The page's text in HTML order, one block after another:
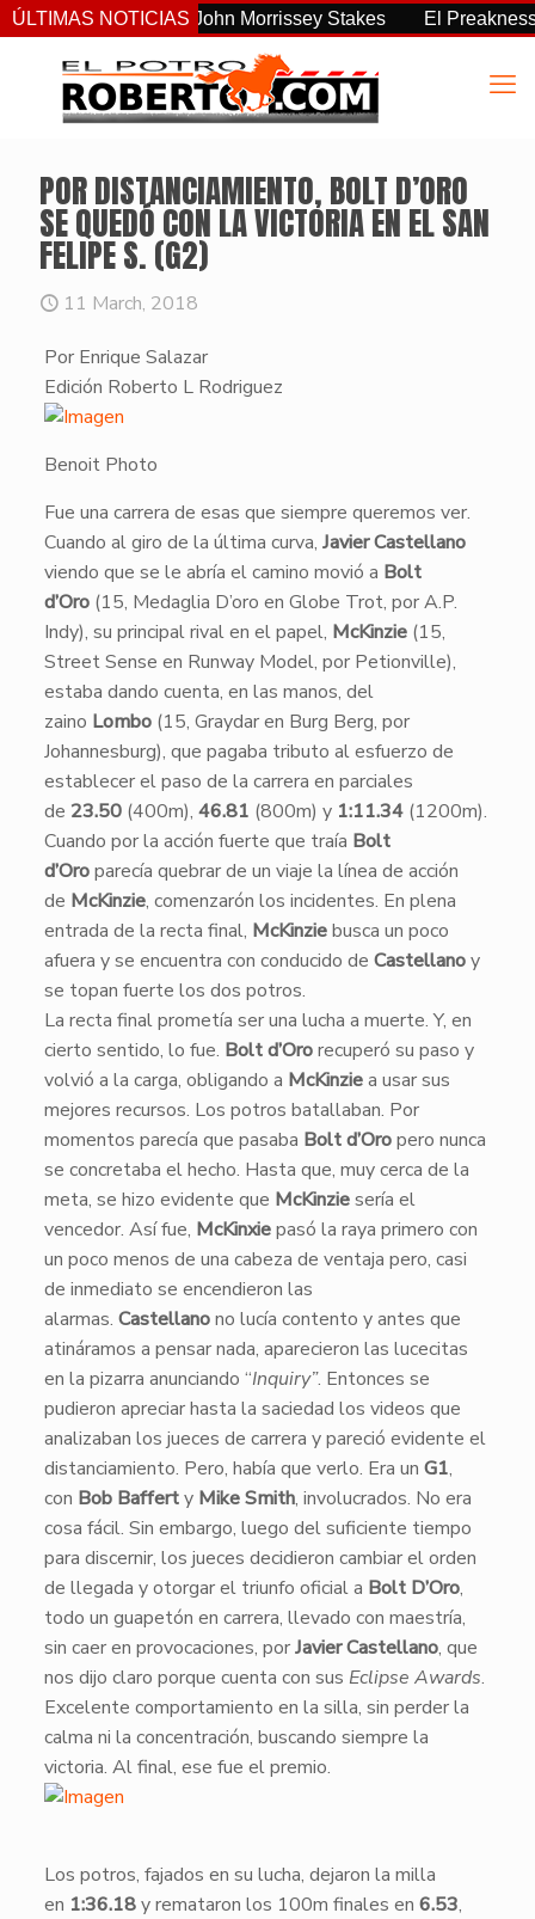
ÚLTIMAS NOTICIAS
consistente del John Morrissey Stakes El Preakness
POR DISTANCIAMIENTO, BOLT D’ORO
SE QUEDÓ CON LA VICTORIA EN EL SAN
FELIPE S. (G2)
11 March, 2018
Por Enrique Salazar
​Edición Roberto L Rodriguez
Benoit Photo
Fue una carrera de esas que siempre queremos ver.
Cuando al giro de la última curva, Javier Castellano
viendo que se le abría el camino movió a Bolt
d’Oro(15, Medaglia D’oro en Globe Trot, por A.P.
Indy), su principal rival en el papel, McKinzie(15,
Street Sense en Runway Model, por Petionville),
estaba dando cuenta, en las manos, del
zaino Lombo(15, Graydar en Burg Berg, por
Johannesburg), que pagaba tributo al esfuerzo de
establecer el paso de la carrera en parciales
de 23.50(400m), 46.81 (800m) y 1:11.34(1200m).
Cuando por la acción fuerte que traía Bolt
d’Oroparecía quebrar de un viaje la línea de acción
de McKinzie, comenzarón los incidentes. En plena
entrada de la recta final, McKinziebusca un poco
afuera y se encuentra con conducido de Castellanoy
se topan fuerte los dos potros.
​La recta final prometía ser una lucha a muerte. Y, en
cierto sentido, lo fue. Bolt d’Ororecuperó su paso y
volvió a la carga, obligando a McKinziea usar sus
mejores recursos. Los potros batallaban. Por
momentos parecía que pasaba Bolt d’Oropero nunca
se concretaba el hecho. Hasta que, muy cerca de la
meta, se hizo evidente que McKinziesería el
vencedor. Así fue, McKinxiepasó la raya primero con
un poco menos de una cabeza de ventaja pero, casi
de inmediato se encendieron las
alarmas. Castellanono lucía contento y antes que
atináramos a pensar nada, aparecieron las lucecitas
en la pizarra anunciando “Inquiry”. Entonces se
pudieron apreciar hasta la saciedad los videos que
analizaban los jueces de carrera y pareció evidente el
distanciamiento. Pero, había que verlo. Era un G1,
con Bob Bafferty Mike Smith, involucrados. No era
cosa fácil. Sin embargo, luego del suficiente tiempo
para discernir, los jueces decidieron cambiar el orden
de llegada y otorgar el triunfo oficial a Bolt D’Oro,
todo un guapetón en carrera, llevado con maestría,
sin caer en provocaciones, porJavier Castellano, que
nos dijo claro porque cuenta con sus Eclipse Awards.
Excelente comportamiento en la silla, sin perder la
calma ni la concentración, buscando siempre la
victoria. Al final, ese fue el premio.
Los potros, fajados en su lucha, dejaron la milla
en 1:36.18y remataron los 100m finales en 6.53,